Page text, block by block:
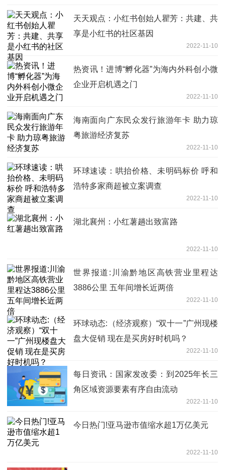
天天观点：小红书创始人瞿芳：共建、共
享是小红书的社区基因
2022-11-10
热资讯！进博“孵化器”为海内外科创小微
企业开启机遇之门
2022-11-10
海南面向广东民众发行旅游年卡 助力琼
粤旅游经济复苏
2022-11-10
环球速读：哄抬价格、未明码标价 呼和
浩特多家商超被立案调查
2022-11-10
湖北襄州：小红薯趟出致富路
2022-11-10
世界报道:川渝黔地区高铁营业里程达
3886公里 五年间增长近两倍
2022-11-10
环球动态:（经济观察）“双十一”广州现楼
盘大促销 现在是买房好时机吗？
2022-11-10
每日资讯：国家发改委：到2025年长三
角区域资源要素有序自由流动
2022-11-10
今日热门!亚马逊市值缩水超1万亿美元
2022-11-10